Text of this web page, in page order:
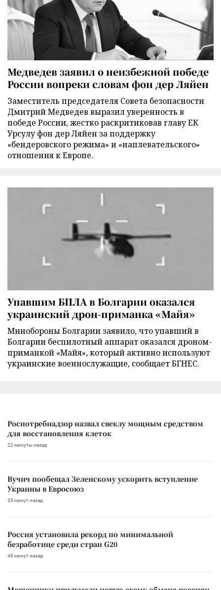
Медведев заявил о неизбежной победе
России вопреки словам фон дер Ляйен
Заместитель председателя Совета безопасности
Дмитрий Медведев выразил уверенность в
победе России, жестко раскритиковав главу ЕК
Урсулу фон дер Ляйен за поддержку
«бендеровского режима» и «наплевательского»
отношения к Европе.
Упавшим БПЛА в Болгарии оказался
украинский дрон-приманка «Майя»
Минобороны Болгарии заявило, что упавший в
Болгарии беспилотный аппарат оказался дроном-
приманкой «Майя», который активно используют
украинские военнослужащие, сообщает БГНЕС.
Роспотребнадзор назвал свеклу мощным средством
для восстановления клеток
22 минуты назад
Вучич пообещал Зеленскому ускорить вступление
Украины в Евросоюз
35 минут назад
Россия установила рекорд по минимальной
безработице среди стран G20
48 минут назад